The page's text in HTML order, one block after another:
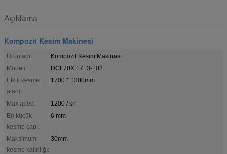
Açıklama
Kompozit Kesim Makinesi
Ürün adı:
Kompozit Kesim Makinası
Modeli:
DCF70X 1713-102
Etkili kesme
alanı:
1700 * 1300mm
Max aped:
1200 / sn
En küçük
kesme çapı:
6 mm
Maksimum
kesme kalınlığı:
30mm